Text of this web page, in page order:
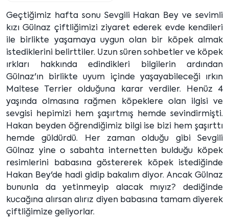
Geçtiğimiz hafta sonu Sevgili Hakan Bey ve sevimli
kızı Gülnaz çiftliğimizi ziyaret ederek evde kendileri
ile birlikte yaşamaya uygun olan bir köpek almak
istediklerini belirttiler. Uzun süren sohbetler ve köpek
ırkları hakkında edindikleri bilgilerin ardından
Gülnaz'ın birlikte uyum içinde yaşayabileceği ırkın
Maltese Terrier olduğuna karar verdiler. Henüz 4
yaşında olmasına rağmen köpeklere olan ilgisi ve
sevgisi hepimizi hem şaşırtmış hemde sevindirmişti.
Hakan beyden öğrendiğimiz bilgi ise bizi hem şaşırttı
hemde güldürdü. Her zaman olduğu gibi Sevgili
Gülnaz yine o sabahta internetten bulduğu köpek
resimlerini babasına göstererek köpek istediğinde
Hakan Bey'de hadi gidip bakalım diyor. Ancak Gülnaz
bununla da yetinmeyip alacak mıyız? dediğinde
kucağına alırsan alırız diyen babasına tamam diyerek
çiftliğimize geliyorlar.